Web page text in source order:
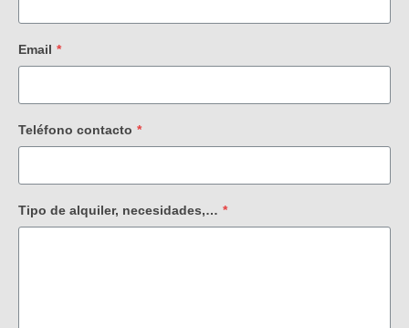
Email *
Teléfono contacto *
Tipo de alquiler, necesidades,… *